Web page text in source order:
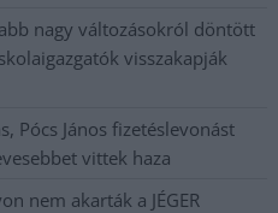
nagy változásokról döntött
visszakapják
Pócs János fizetéslevonást
vittek haza
nem akarták a JÉGER